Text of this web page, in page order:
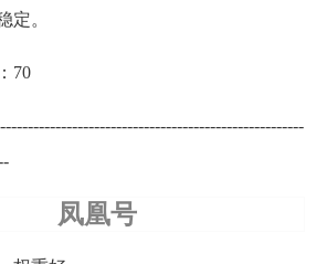
定。
70
凤凰号